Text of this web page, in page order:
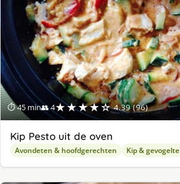
⏱ 45 min👥 4★★★★☆ 4.39 (96)
Kip Pesto uit de oven
Avondeten & hoofdgerechten Kip & gevogelte